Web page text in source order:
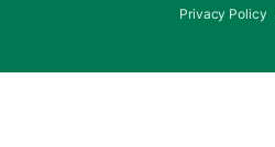
Privacy Policy